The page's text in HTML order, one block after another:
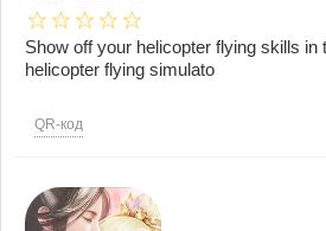
Show off your helicopter flying skills in
helicopter flying simulato
QR-код